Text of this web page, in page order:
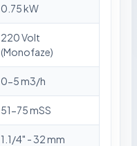
0.75 kW
220 Volt
(Monofaze)
0-5 m3/h
51-75 mSS
1.1/4" - 32 mm